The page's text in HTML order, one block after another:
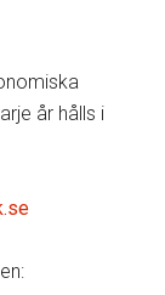
år hålls i